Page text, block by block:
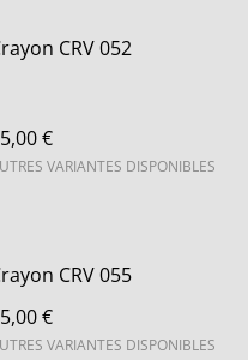
CRV 052
€
VARIANTES DISPONIBLES
CRV 055
€
VARIANTES DISPONIBLES